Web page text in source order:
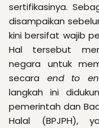
sertifikasinya.
disampaikan
kini bersifat wajib
Hal tersebut
negara untuk
secara end to
langkah ini
pemerintah dan
Halal (BPJPH),